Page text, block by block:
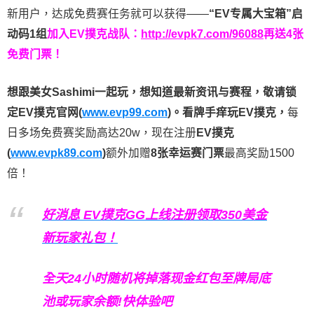
新用户，达成免费赛任务就可以获得——“EV专属大宝箱”启
动码1组加入EV撲克战队： http://evpk7.com/96088再送4张
免费门票！
想跟美女Sashimi一起玩， 想知道最新资讯与赛程， 敬请锁
定EV撲克官网(www.evp99.com)。 看牌手痒玩EV撲克， 每
日多场免费赛奖励高达20w，现在注册 EV撲克
(www.evpk89.com)额外加赠8张幸运赛门票最高奖励1500
倍！
好消息 EV撲克GG上线注册领取350美金
新玩家礼包！
全天24小时随机将掉落现金红包至牌局底
池或玩家余额!快体验吧